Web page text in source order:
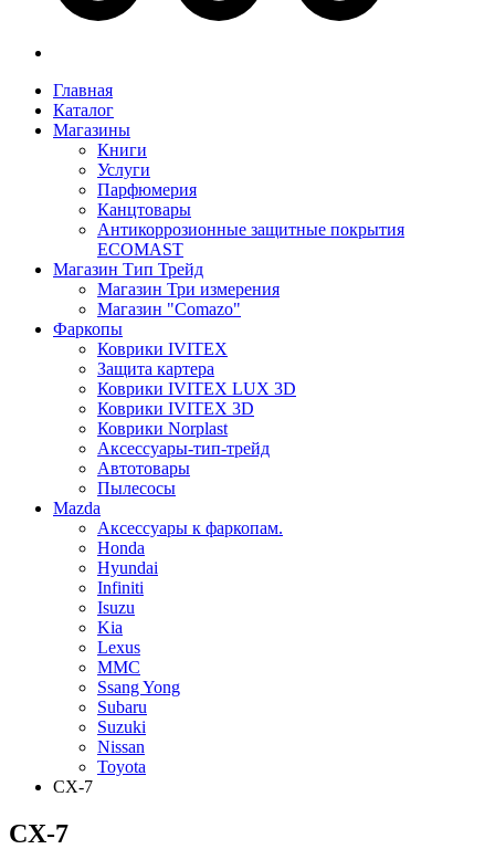
Главная
Каталог
Магазины
Книги
Услуги
Парфюмерия
Канцтовары
Антикоррозионные защитные покрытия
ECOMAST
Магазин Тип Трейд
Магазин Три измерения
Магазин "Comazo"
Фаркопы
Коврики IVITEX
Защита картера
Коврики IVITEX LUX 3D
Коврики IVITEX 3D
Коврики Norplast
Аксессуары-тип-трейд
Автотовары
Пылесосы
Mazda
Аксессуары к фаркопам.
Honda
Hyundai
Infiniti
Isuzu
Kia
Lexus
MMC
Ssang Yong
Subaru
Suzuki
Nissan
Toyota
CX-7
CX-7